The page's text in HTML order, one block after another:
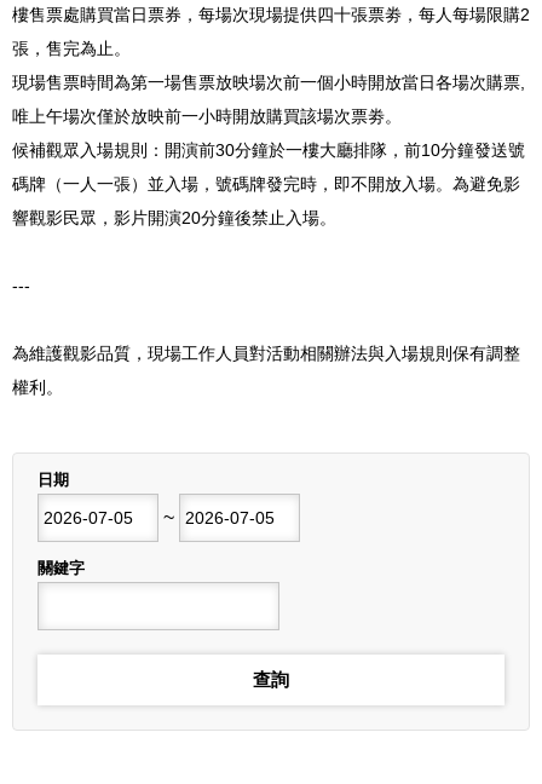
樓售票處購買當日票券，每場次現場提供四十張票劵，每人每場限購2
張，售完為止。
現場售票時間為第一場售票放映場次前一個小時開放當日各場次購票,
唯上午場次僅於放映前一小時開放購買該場次票劵。
候補觀眾入場規則：開演前30分鐘於一樓大廳排隊，前10分鐘發送號
碼牌（一人一張）並入場，號碼牌發完時，即不開放入場。為避免影
響觀影民眾，影片開演20分鐘後禁止入場。
---
為維護觀影品質，現場工作人員對活動相關辦法與入場規則保有調整
權利。
日期
~
結束日期
關鍵字